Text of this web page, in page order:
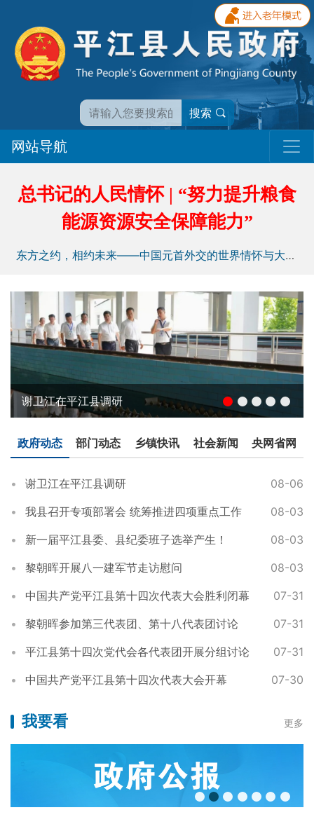
搜索
网站导航
总书记的人民情怀 | “努力提升粮食
能源资源安全保障能力”
东方之约，相约未来——中国元首外交的世界情怀与大国气派
谢卫江在平江县调研
政府动态 部门动态 乡镇快讯 社会新闻 央网省网
谢卫江在平江县调研
08-06
我县召开专项部署会 统筹推进四项重点工作
08-03
新一届平江县委、县纪委班子选举产生！
08-03
黎朝晖开展八一建军节走访慰问
08-03
中国共产党平江县第十四次代表大会胜利闭幕
07-31
黎朝晖参加第三代表团、第十八代表团讨论
07-31
平江县第十四次党代会各代表团开展分组讨论
07-31
中国共产党平江县第十四次代表大会开幕
07-30
我要看 更多